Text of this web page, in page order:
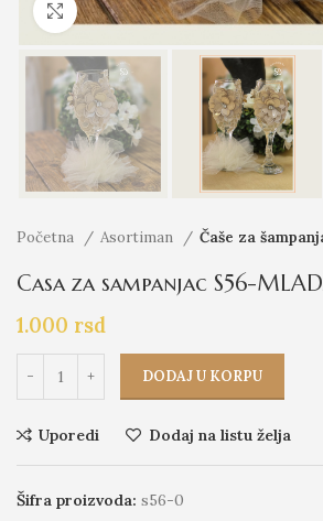
Click to enlarge
Početna Asortiman Čaše za
Casa za sampanjac S56-
1.000 rsd
DODAJ U KORPU
Uporedi Dodaj na listu želja
Šifra proizvoda: s56-0